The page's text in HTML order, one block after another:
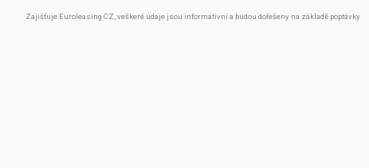
Zajišťuje Euroleasing CZ, veškeré údaje jsou informativní a budou dořešeny na základě poptávky